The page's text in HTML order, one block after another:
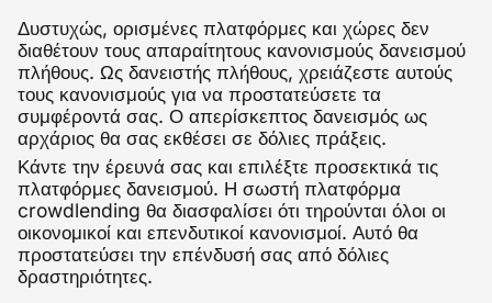
Δυστυχώς, ορισμένες πλατφόρμες και χώρες δεν
διαθέτουν τους απαραίτητους κανονισμούς δανεισμού
πλήθους. Ως δανειστής πλήθους, χρειάζεστε αυτούς
τους κανονισμούς για να προστατεύσετε τα
συμφέροντά σας. Ο απερίσκεπτος δανεισμός ως
αρχάριος θα σας εκθέσει σε δόλιες πράξεις.
Κάντε την έρευνά σας και επιλέξτε προσεκτικά τις
πλατφόρμες δανεισμού. Η σωστή πλατφόρμα
crowdlending θα διασφαλίσει ότι τηρούνται όλοι οι
οικονομικοί και επενδυτικοί κανονισμοί. Αυτό θα
προστατεύσει την επένδυσή σας από δόλιες
δραστηριότητες.